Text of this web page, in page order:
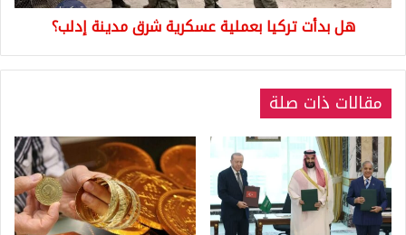
هل بدأت تركيا بعملية عسكرية شرق مدينة إدلب؟
مقالات ذات صلة